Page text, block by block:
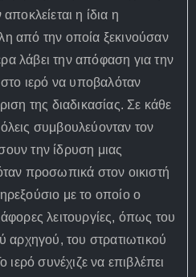
η ίδια η
από την οποία ξεκινούσαν
λάβει την απόφαση για την
στο ιερό να υποβαλόταν
της διαδικασίας. Σε κάθε
συμβουλεύονταν τον
την ίδρυση μιας
προσωπικά στον οικιστή
με το οποίο ο
λειτουργίες, όπως του
αρχηγού, του στρατιωτικού
ιερό συνέχιζε να επιβλέπει